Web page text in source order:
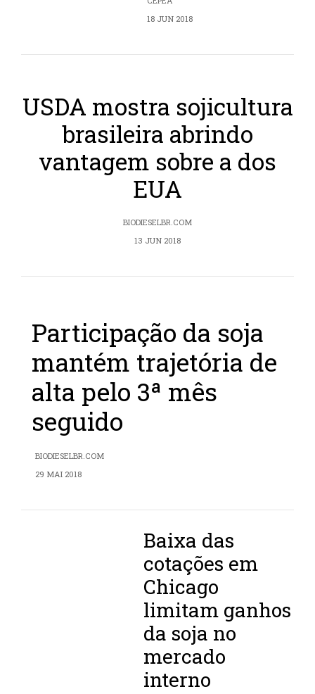
18 JUN 2018
USDA mostra sojicultura
brasileira abrindo
vantagem sobre a dos
EUA
BIODIESELBR.COM
13 JUN 2018
Participação da soja
mantém trajetória de
alta pelo 3ª mês
seguido
BIODIESELBR.COM
29 MAI 2018
Baixa das
cotações em
Chicago
limitam ganhos
da soja no
mercado
interno